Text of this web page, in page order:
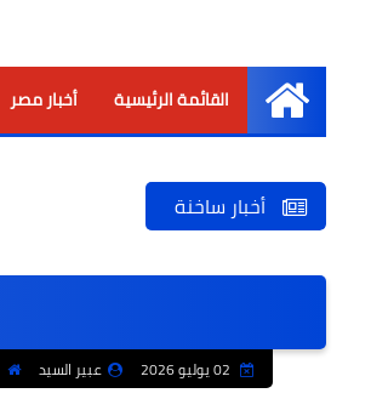
الرئيسية
القائمة الرئيسية أخبار مصر
أخبار ساخنة
عبير السيد